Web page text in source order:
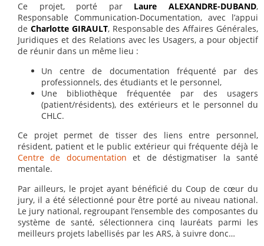
Ce projet, porté par Laure ALEXANDRE-DUBAND,
Responsable Communication-Documentation, avec l’appui
de Charlotte GIRAULT, Responsable des Affaires Générales,
Juridiques et des Relations avec les Usagers, a pour objectif
de réunir dans un même lieu :
Un centre de documentation fréquenté par des
professionnels, des étudiants et le personnel,
Une bibliothèque fréquentée par des usagers
(patient/résidents), des extérieurs et le personnel du
CHLC.
Ce projet permet de tisser des liens entre personnel,
résident, patient et le public extérieur qui fréquente déjà le
Centre de documentation et de déstigmatiser la santé
mentale.
Par ailleurs, le projet ayant bénéficié du Coup de cœur du
jury, il a été sélectionné pour être porté au niveau national.
Le jury national, regroupant l’ensemble des composantes du
système de santé, sélectionnera cinq lauréats parmi les
meilleurs projets labellisés par les ARS, à suivre donc…